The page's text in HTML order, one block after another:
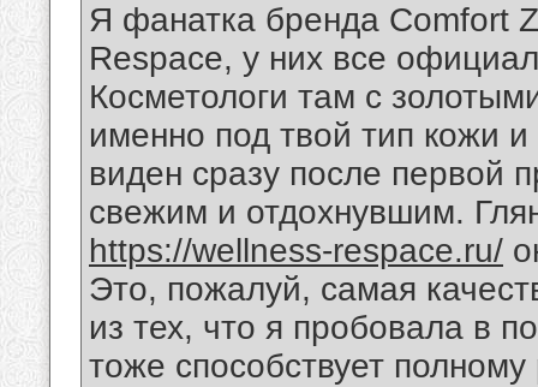
Я фанатка бренда Comfort
Respace, у них все
Косметологи там с
именно под твой тип кожи
виден сразу после первой
свежим и отдохнувшим.
https://wellness-respace.ru/
Это, пожалуй, самая
из тех, что я пробовала в
тоже способствует